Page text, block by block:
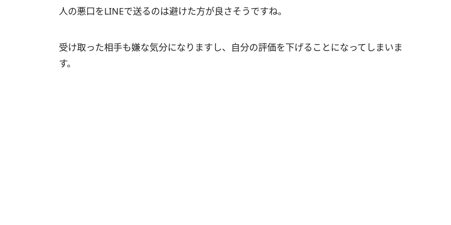
人の悪口をLINEで送るのは避けた方が良さそうですね。
受け取った相手も嫌な気分になりますし、自分の評価を下げることになってしまいま
す。